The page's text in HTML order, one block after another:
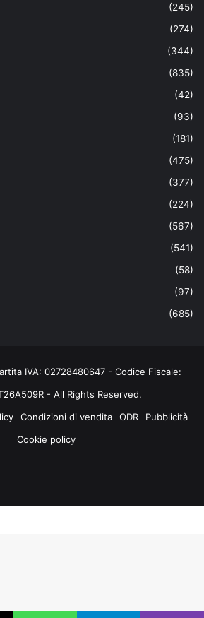
(245)
(274)
(344)
(835)
(42)
(93)
(181)
(475)
(377)
(224)
(567)
(541)
(58)
(97)
(685)
IVA: 02728480647 - Codice Fiscale:
- All Rights Reserved.
Condizioni di vendita ODR
Pubblicità
Cookie policy
Tube